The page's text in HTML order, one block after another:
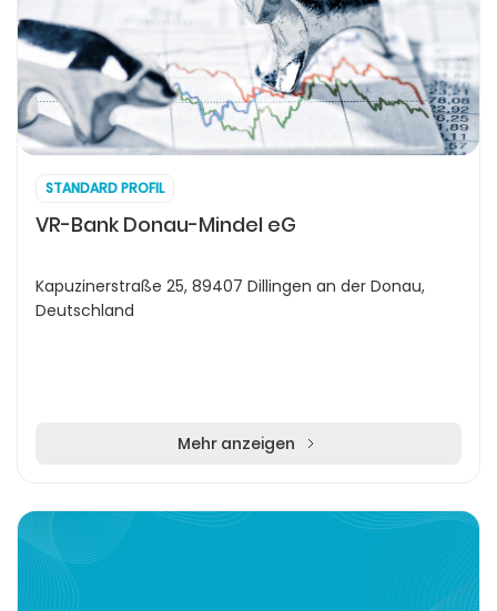
STANDARD PROFIL
VR-Bank Donau-Mindel eG
Kapuzinerstraße 25, 89407 Dillingen an der Donau,
Deutschland
Mehr anzeigen